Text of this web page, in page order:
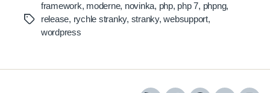
Tags
framework, moderne, novinka, php, php 7, phpng,
release, rychle stranky, stranky,websupport,
wordpress